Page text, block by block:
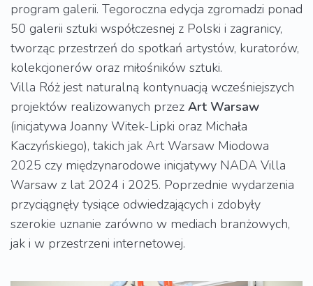
program galerii. Tegoroczna edycja zgromadzi ponad
50 galerii sztuki współczesnej z Polski i zagranicy,
tworząc przestrzeń do spotkań artystów, kuratorów,
kolekcjonerów oraz miłośników sztuki.
Villa Róż jest naturalną kontynuacją wcześniejszych
projektów realizowanych przez Art Warsaw
(inicjatywa Joanny Witek-Lipki oraz Michała
Kaczyńskiego), takich jak Art Warsaw Miodowa
2025 czy międzynarodowe inicjatywy NADA Villa
Warsaw z lat 2024 i 2025. Poprzednie wydarzenia
przyciągnęły tysiące odwiedzających i zdobyły
szerokie uznanie zarówno w mediach branżowych,
jak i w przestrzeni internetowej.